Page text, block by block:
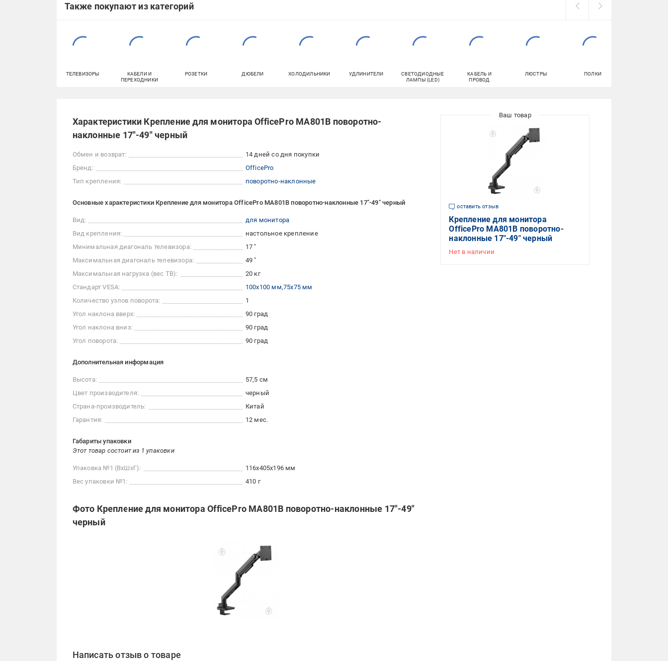
Также покупают из категорий
ТЕЛЕВИЗОРЫ
КАБЕЛИ И
ПЕРЕХОДНИКИ
РОЗЕТКИ ДЮБЕЛИ ХОЛОДИЛЬНИКИ УДЛИНИТЕЛИ
СВЕТОДИОДНЫЕ
ЛАМПЫ (LED)
КАБЕЛЬ И
ПРОВОД
ЛЮСТРЫ ПОЛКИ
Характеристики Крепление для монитора OfficePro MA801B поворотно-
наклонные 17"-49" черный
Обмен и возврат:
14 дней со дня покупки
Бренд:
OfficePro
Тип крепления:
поворотно-наклонные
Основные характеристики Крепление для монитора OfficePro MA801B поворотно-наклонные 17"-49" черный
Вид:
для монитора
Вид крепления:
настольное крепление
Минимальная диагональ телевизора:
17 "
Максимальная диагональ телевизора:
49 "
Максимальная нагрузка (вес ТВ):
20 кг
Стандарт VESA:
100x100 мм 75x75 мм
Количество узлов поворота:
1
Угол наклона вверх:
90 град
Угол наклона вниз:
90 град
Угол поворота:
90 град
Дополнительная информация
Высота:
57,5 см
Цвет производителя:
черный
Страна-производитель:
Китай
Гарантия:
12 мес.
Габариты упаковки
Этот товар состоит из 1 упаковки
Упаковка №1 (ВхШхГ):
116x405x196 мм
Вес упаковки №1:
410 г
Фото Крепление для монитора OfficePro MA801B поворотно-наклонные 17"-49"
черный
Написать отзыв о товаре
оставить отзыв
Крепление для монитора
OfficePro MA801B поворотно-
наклонные 17"-49" черный
Нет в наличии